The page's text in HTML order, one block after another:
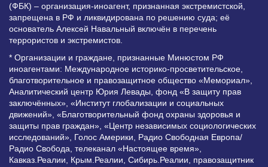
(ФБК) – организация-иноагент, признанная экстремистской,
запрещена в РФ и ликвидирована по решению суда; её
основатель Алексей Навальный включён в перечень
террористов и экстремистов.
* Организации и граждане, признанные Минюстом РФ
иноагентами: Международное историко-просветительское,
благотворительное и правозащитное общество «Мемориал»,
Аналитический центр Юрия Левады, фонд «В защиту прав
заключённых», «Институт глобализации и социальных
движений», «Благотворительный фонд охраны здоровья и
защиты прав граждан», «Центр независимых социологических
исследований», Голос Америки, Радио Свободная Европа/
Радио Свобода, телеканал «Настоящее время»,
Кавказ.Реалии, Крым.Реалии, Сибирь.Реалии, правозащитник